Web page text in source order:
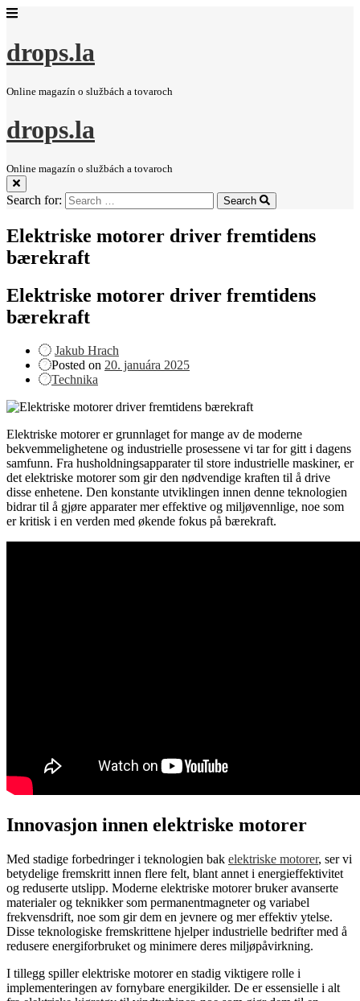
drops.la
Online magazín o službách a tovaroch
drops.la
Online magazín o službách a tovaroch
Search for: Search
Elektriske motorer driver fremtidens
bærekraft
Elektriske motorer driver fremtidens
bærekraft
Jakub Hrach
Posted on 20. januára 2025
Technika
Elektriske motorer er grunnlaget for mange av de moderne
bekvemmelighetene og industrielle prosessene vi tar for gitt i dagens
samfunn. Fra husholdningsapparater til store industrielle maskiner, er
det elektriske motorer som gir den nødvendige kraften til å drive
disse enhetene. Den konstante utviklingen innen denne teknologien
bidrar til å gjøre apparater mer effektive og miljøvennlige, noe som
er kritisk i en verden med økende fokus på bærekraft.
Innovasjon innen elektriske motorer
Med stadige forbedringer i teknologien bak elektriske motorer, ser vi
betydelige fremskritt innen flere felt, blant annet i energieffektivitet
og reduserte utslipp. Moderne elektriske motorer bruker avanserte
materialer og teknikker som permanentmagneter og variabel
frekvensdrift, noe som gir dem en jevnere og mer effektiv ytelse.
Disse teknologiske fremskrittene hjelper industrielle bedrifter med å
redusere energiforbruket og minimere deres miljøpåvirkning.
I tillegg spiller elektriske motorer en stadig viktigere rolle i
implementeringen av fornybare energikilder. De er essensielle i alt